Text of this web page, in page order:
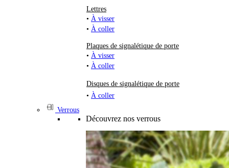
Lettres
• À visser
• À coller
Plaques de signalétique de porte
• À visser
• À coller
Disques de signalétique de porte
• À coller
Verrous
Découvrez nos verrous